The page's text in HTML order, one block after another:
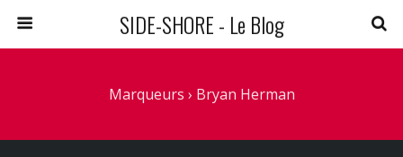
SIDE-SHORE - Le Blog
Marqueurs › Bryan Herman